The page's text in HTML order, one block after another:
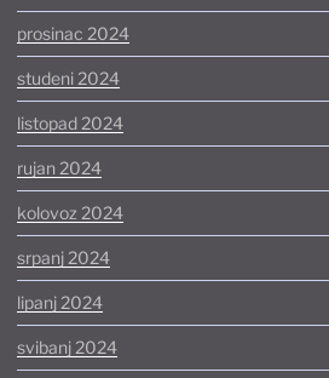
prosinac 2024
studeni 2024
listopad 2024
rujan 2024
kolovoz 2024
srpanj 2024
lipanj 2024
svibanj 2024